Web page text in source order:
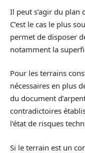
Il peut s’agir du plan
C’est le cas le plus
permet de disposer
notamment la
Pour les terrains
nécessaires en plus
du document
contradictoires
l’état de risques
Si le terrain est un